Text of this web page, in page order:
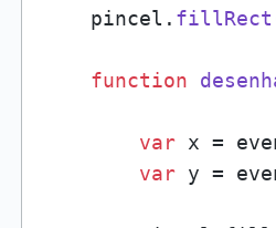
    pincel.
fillRect
function
var x =
var y =